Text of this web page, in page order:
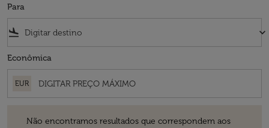
Para
flight_land keyboard_arrow_down
Econômica
EUR
Não encontramos resultados que correspondem aos